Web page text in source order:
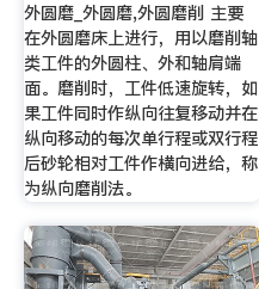
外圆磨_外圆磨,外圆磨削 主要
在外圆磨床上进行，用以磨削轴
类工件的外圆柱、外和轴肩端
面。磨削时，工件低速旋转，如
果工件同时作纵向往复移动并在
纵向移动的每次单行程或双行程
后砂轮相对工件作横向进给，称
为纵向磨削法。